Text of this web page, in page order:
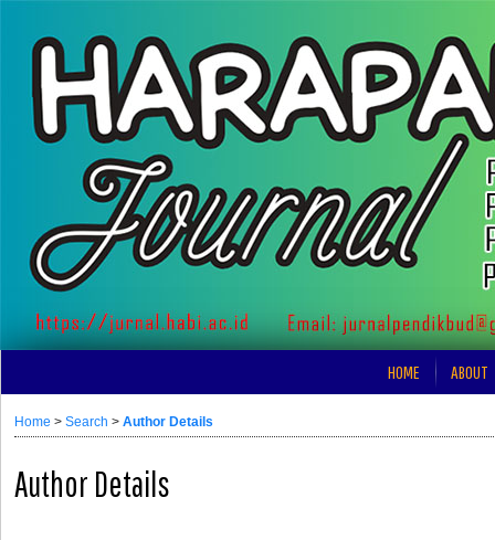
HOME ABOUT
Home > Search > Author Details
Author Details